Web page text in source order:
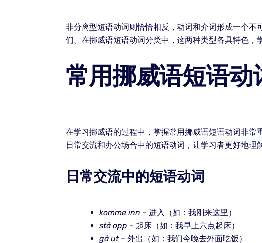
非分离型短语动词则恰恰相反，动词和介词形成一个
们。在挪威语短语动词分类中，这两种类型各具特色，
常用挪威语短语动
在学习挪威语的过程中，掌握常用挪威语短语动词非
日常交流和办公场合中的短语动词，让学习者更好地理
日常交流中的短语动词
komme inn – 进入（如：我刚来这里）
stå opp – 起床（如：我早上六点起床）
gå ut– 外出（如：我们今晚去外面吃饭）